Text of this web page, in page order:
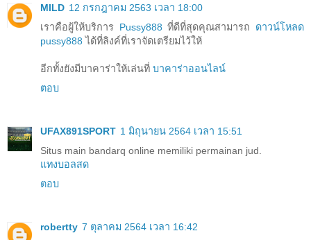
MILD 12 กรกฎาคม 2563 เวลา 18:00
เราคือผู้ให้บริการ Pussy888 ที่ดีที่สุดคุณสามารถ ดาวน์โหลด
pussy888 ได้ที่ลิงค์ที่เราจัดเตรียมไว้ให้
อีกทั้งยังมีบาคาร่าให้เล่นที่ บาคาร่าออนไลน์
ตอบ
UFAX891SPORT 1 มิถุนายน 2564 เวลา 15:51
Situs main bandarq online memiliki permainan jud.
แทงบอลสด
ตอบ
robertty 7 ตุลาคม 2564 เวลา 16:42